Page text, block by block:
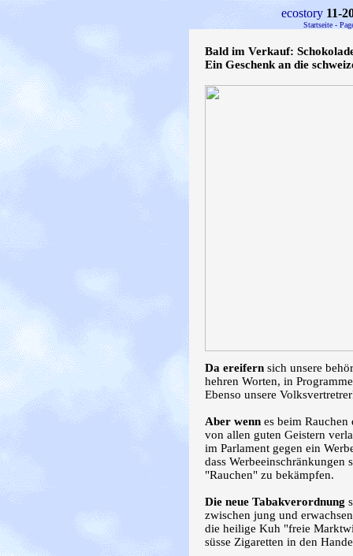
ecostory 11-
Startseite -
Bald im Verkauf:
Ein Geschenk an die
Da ereifern sich unsere
hehren Worten, in
Ebenso unsere
Aber wenn es beim
von allen guten Geistern
im Parlament gegen ein
dass
"Rauchen" zu bekämpfen.
Die neue Tabakverordnung
zwischen jung und
die heilige Kuh "freie
süsse Zigaretten in den